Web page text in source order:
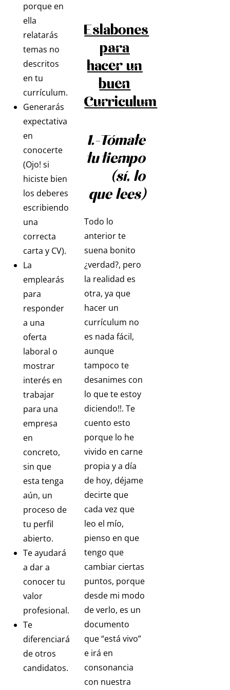
porque en
ella
relatarás
temas no
descritos
en tu
currículum.
Generarás
expectativa
en
conocerte
(Ojo! si
hiciste bien
los deberes
escribiendo
una
correcta
carta y CV).
La
emplearás
para
responder
a una
oferta
laboral o
mostrar
interés en
trabajar
para una
empresa
en
concreto,
sin que
esta tenga
aún, un
proceso de
tu perfil
abierto.
Te ayudará
a dar a
conocer tu
valor
profesional.
Te
diferenciará
de otros
candidatos.
Eslabones
para
hacer un
buen
Curriculum
1.-Tómate
tu tiempo
(sí, lo
que lees)
Todo lo
anterior te
suena bonito
¿verdad?, pero
la realidad es
otra, ya que
hacer un
currículum no
es nada fácil,
aunque
tampoco te
desanimes con
lo que te estoy
diciendo!!. Te
cuento esto
porque lo he
vivido en carne
propia y a día
de hoy, déjame
decirte que
cada vez que
leo el mío,
pienso en que
tengo que
cambiar ciertas
puntos, porque
desde mi modo
de verlo, es un
documento
que “está vivo”
e irá en
consonancia
con nuestra